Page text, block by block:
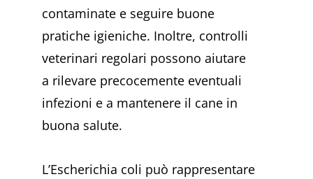
contaminate e seguire buone
pratiche igieniche. Inoltre, controlli
veterinari regolari possono aiutare
a rilevare precocemente eventuali
infezioni e a mantenere il cane in
buona salute.
L’Escherichia coli può rappresentare